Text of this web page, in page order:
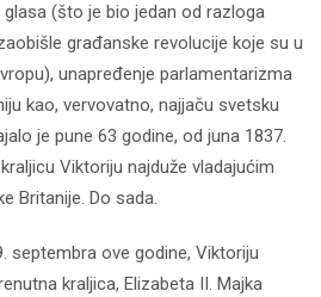
(što je bio jedan od razloga
građanske revolucije koje su u
unapređenje parlamentarizma
kao, vervovatno, najjaču svetsku
je pune 63 godine, od juna 1837.
Viktoriju najduže vladajućim
Britanije. Do sada.
septembra ove godine, Viktoriju
kraljica, Elizabeta II. Majka